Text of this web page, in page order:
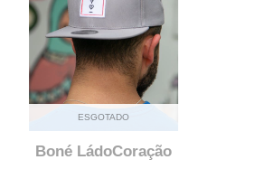
ESGOTADO
Boné LádoCoração